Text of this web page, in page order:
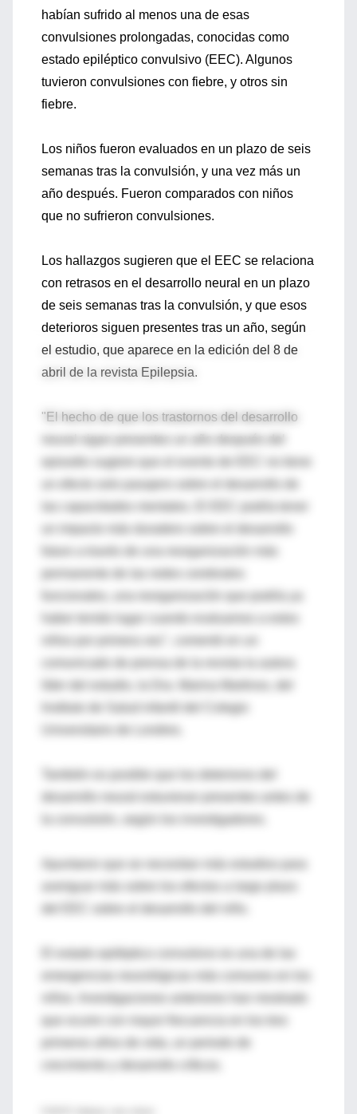
habían sufrido al menos una de esas
convulsiones prolongadas, conocidas como
estado epiléptico convulsivo (EEC). Algunos
tuvieron convulsiones con fiebre, y otros sin
fiebre.
Los niños fueron evaluados en un plazo de seis
semanas tras la convulsión, y una vez más un
año después. Fueron comparados con niños
que no sufrieron convulsiones.
Los hallazgos sugieren que el EEC se relaciona
con retrasos en el desarrollo neural en un plazo
de seis semanas tras la convulsión, y que esos
deterioros siguen presentes tras un año, según
el estudio, que aparece en la edición del 8 de
abril de la revista Epilepsia.
"El hecho de que los trastornos del desarrollo
neural sigan presentes un año después del
episodio sugiere que el evento de EEC no tiene
un efecto solo pasajero sobre el desarrollo de
las capacidades mentales. El EEC podría tener
futuro a través de una reorganización más
funcionales, una reorganización que podría ya
haber tenido lugar cuando evaluamos a estos
Instituto de Salud infantil del Colegio
la convulsión, según los investigadores.
averiguar más sobre los efectos a largo plazo
emergencias neurológicas más comunes en los
niños. Investigaciones anteriores han mostrado
que ocurre con mayor frecuencia en los tres